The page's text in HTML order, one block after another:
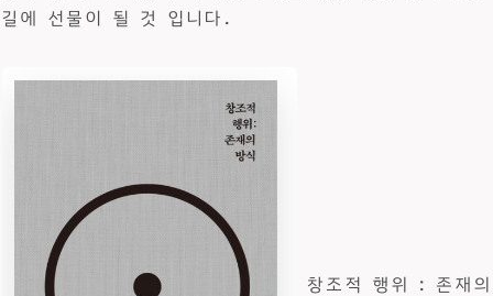
길에 선물이 될 것 입니다.
창조적 행위 : 존재의